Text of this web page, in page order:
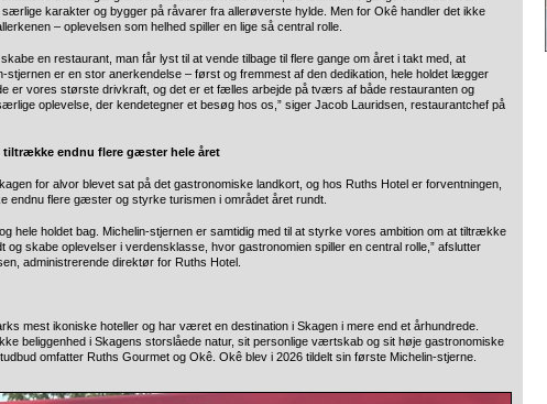
karakter og bygger på råvarer fra allerøverste hylde. Men for Okê handler det ikke
– oplevelsen som helhed spiller en lige så central rolle.
en restaurant, man får lyst til at vende tilbage til flere gange om året i takt med, at
stjernen er en stor anerkendelse – først og fremmest af den dedikation, hele holdet lægger
er vores største drivkraft, og det er et fælles arbejde på tværs af både restauranten og
oplevelse, der kendetegner et besøg hos os,” siger Jacob Lauridsen, restaurantchef på
tiltrække endnu flere gæster hele året
for alvor blevet sat på det gastronomiske landkort, og hos Ruths Hotel er forventningen,
endnu flere gæster og styrke turismen i området året rundt.
hele holdet bag. Michelin-stjernen er samtidig med til at styrke vores ambition om at tiltrække
og skabe oplevelser i verdensklasse, hvor gastronomien spiller en central rolle,” afslutter
administrerende direktør for Ruths Hotel.
mest ikoniske hoteller og har været en destination i Skagen i mere end et århundrede.
beliggenhed i Skagens storslåede natur, sit personlige værtskab og sit høje gastronomiske
omfatter Ruths Gourmet og Okê. Okê blev i 2026 tildelt sin første Michelin-stjerne.